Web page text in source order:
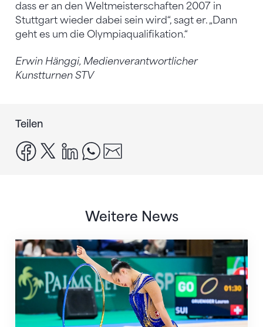
dass er an den Weltmeisterschaften 2007 in
Stuttgart wieder dabei sein wird“, sagt er. „Dann
geht es um die Olympiaqualifikation.“
Erwin Hänggi, Medienverantwortlicher
Kunstturnen STV
Teilen
facebook
x linkedinwhatsapp
Weitere News
Nächster Halt: Weltmeisterschaft